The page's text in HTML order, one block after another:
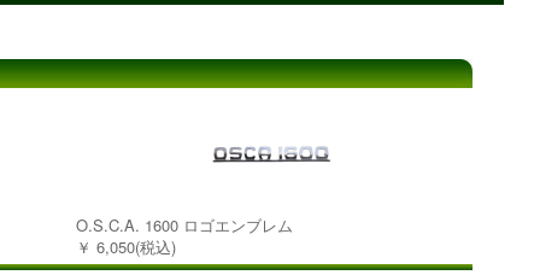
O.S.C.A. 1600 ロゴエンブレム
￥ 6,050(税込)